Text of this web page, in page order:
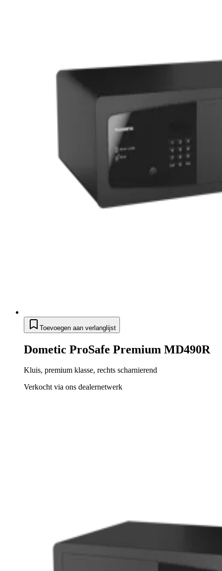
Toevoegen aan verlanglijst
Dometic ProSafe Premium MD490R
Kluis, premium klasse, rechts scharnierend
Verkocht via ons dealernetwerk